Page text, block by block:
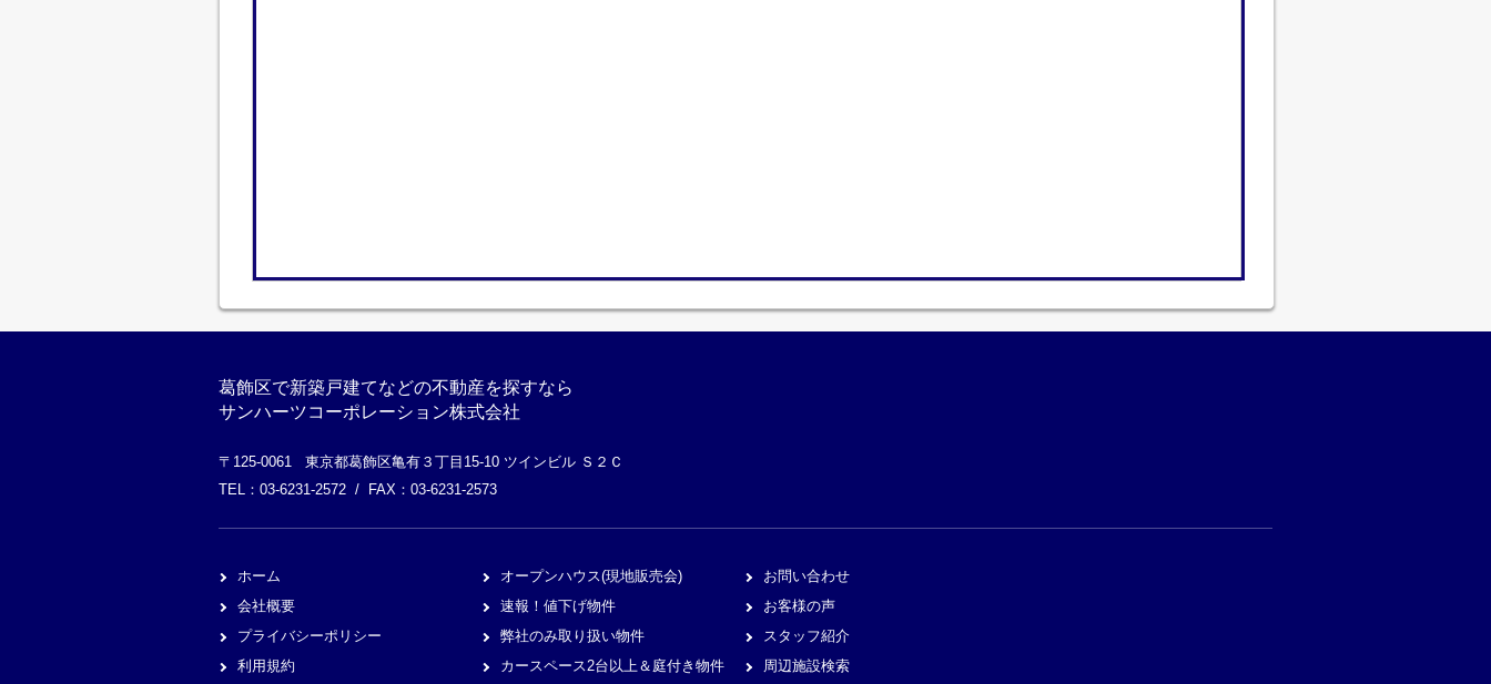
葛飾区で新築戸建てなどの不動産を探すなら
サンハーツコーポレーション株式会社
〒125-0061 東京都葛飾区亀有３丁目15-10 ツインビル Ｓ２Ｃ
TEL：03-6231-2572 / FAX：03-6231-2573
ホーム
会社概要
プライバシーポリシー
利用規約
オープンハウス(現地販売会)
速報！値下げ物件
弊社のみ取り扱い物件
カースペース2台以上＆庭付き物件
お問い合わせ
お客様の声
スタッフ紹介
周辺施設検索